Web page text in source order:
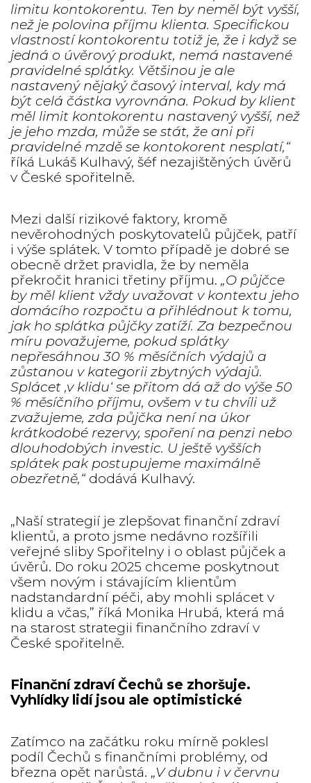
limitu kontokorentu. Ten by neměl být vyšší,
než je polovina příjmu klienta. Specifickou
vlastností kontokorentu totiž je, že i když se
jedná o úvěrový produkt, nemá nastavené
pravidelné splátky. Většinou je ale
nastavený nějaký časový interval, kdy má
být celá částka vyrovnána. Pokud by klient
měl limit kontokorentu nastavený vyšší, než
je jeho mzda, může se stát, že ani při
pravidelné mzdě se kontokorent nesplatí,“
říká Lukáš Kulhavý, šéf nezajištěných úvěrů
v České spořitelně.
Mezi další rizikové faktory, kromě
nevěrohodných poskytovatelů půjček, patří
i výše splátek. V tomto případě je dobré se
obecně držet pravidla, že by neměla
překročit hranici třetiny příjmu.„O půjčce
by měl klient vždy uvažovat v kontextu jeho
domácího rozpočtu a přihlédnout k tomu,
jak ho splátka půjčky zatíží. Za bezpečnou
míru považujeme, pokud splátky
nepřesáhnou 30 % měsíčních výdajů a
zůstanou v kategorii zbytných výdajů.
Splácet ‚v klidu‘ se přitom dá až do výše 50
% měsíčního příjmu, ovšem v tu chvíli už
zvažujeme, zda půjčka není na úkor
krátkodobé rezervy, spoření na penzi nebo
dlouhodobých investic. U ještě vyšších
splátek pak postupujeme maximálně
obezřetně,“dodává Kulhavý.
„Naší strategií je zlepšovat finanční zdraví
klientů, a proto jsme nedávno rozšířili
veřejné sliby Spořitelny i o oblast půjček a
úvěrů. Do roku 2025 chceme poskytnout
všem novým i stávajícím klientům
nadstandardní péči, aby mohli splácet v
klidu a včas,” říká Monika Hrubá, která má
na starost strategii finančního zdraví v
České spořitelně.
Finanční zdraví Čechů se zhoršuje.
Vyhlídky lidí jsou ale optimistické
Zatímco na začátku roku mírně poklesl
podíl Čechů s finančními problémy, od
března opět narůstá. „V dubnu i v červnu